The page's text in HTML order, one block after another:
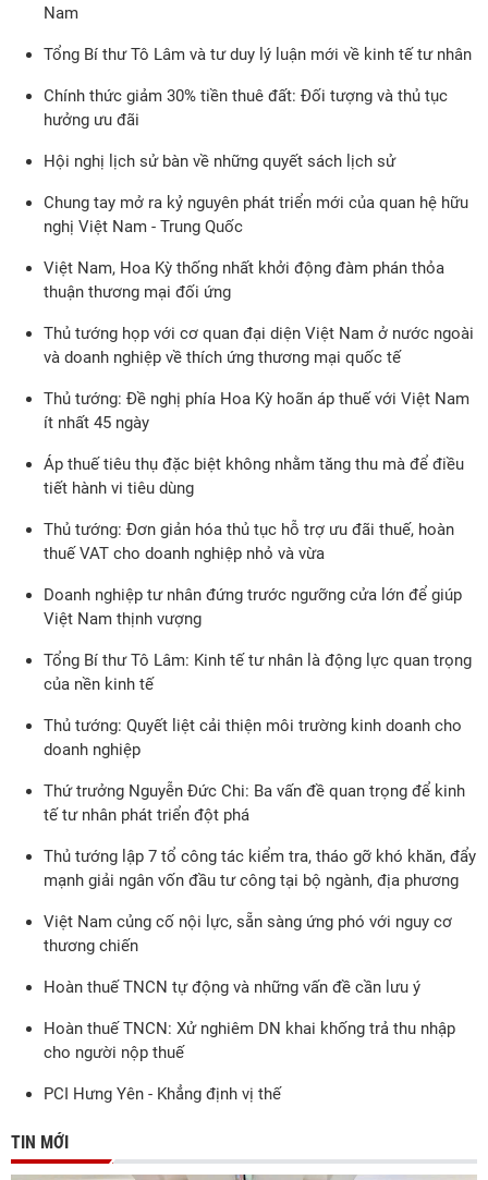
Nam
Tổng Bí thư Tô Lâm và tư duy lý luận mới về kinh tế tư nhân
Chính thức giảm 30% tiền thuê đất: Đối tượng và thủ tục
hưởng ưu đãi
Hội nghị lịch sử bàn về những quyết sách lịch sử
Chung tay mở ra kỷ nguyên phát triển mới của quan hệ hữu
nghị Việt Nam - Trung Quốc
Việt Nam, Hoa Kỳ thống nhất khởi động đàm phán thỏa
thuận thương mại đối ứng
Thủ tướng họp với cơ quan đại diện Việt Nam ở nước ngoài
và doanh nghiệp về thích ứng thương mại quốc tế
Thủ tướng: Đề nghị phía Hoa Kỳ hoãn áp thuế với Việt Nam
ít nhất 45 ngày
Áp thuế tiêu thụ đặc biệt không nhằm tăng thu mà để điều
tiết hành vi tiêu dùng
Thủ tướng: Đơn giản hóa thủ tục hỗ trợ ưu đãi thuế, hoàn
thuế VAT cho doanh nghiệp nhỏ và vừa
Doanh nghiệp tư nhân đứng trước ngưỡng cửa lớn để giúp
Việt Nam thịnh vượng
Tổng Bí thư Tô Lâm: Kinh tế tư nhân là động lực quan trọng
của nền kinh tế
Thủ tướng: Quyết liệt cải thiện môi trường kinh doanh cho
doanh nghiệp
Thứ trưởng Nguyễn Đức Chi: Ba vấn đề quan trọng để kinh
tế tư nhân phát triển đột phá
Thủ tướng lập 7 tổ công tác kiểm tra, tháo gỡ khó khăn, đẩy
mạnh giải ngân vốn đầu tư công tại bộ ngành, địa phương
Việt Nam củng cố nội lực, sẵn sàng ứng phó với nguy cơ
thương chiến
Hoàn thuế TNCN tự động và những vấn đề cần lưu ý
Hoàn thuế TNCN: Xử nghiêm DN khai khống trả thu nhập
cho người nộp thuế
PCI Hưng Yên - Khẳng định vị thế
TIN MỚI